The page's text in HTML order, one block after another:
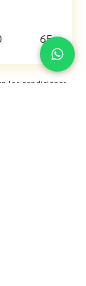
65
las condiciones